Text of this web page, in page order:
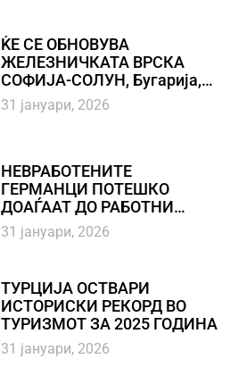
ЌЕ СЕ ОБНОВУВА
ЖЕЛЕЗНИЧКАТА ВРСКА
СОФИЈА-СОЛУН, Бугарија,
Романија и Грција го
зајакнуваат транспортниот
31 јануари, 2026
НЕВРАБОТЕНИТЕ
ГЕРМАНЦИ ПОТЕШКО
ДОАЃААТ ДО РАБОТНИ
МЕСТА, НЕВРАБОТЕНОСТА
ВО ГЕРМАНИЈА НАДМИНА
31 јануари, 2026
ТУРЦИЈА ОСТВАРИ
ИСТОРИСКИ РЕКОРД ВО
ТУРИЗМОТ ЗА 2025 ГОДИНА
31 јануари, 2026